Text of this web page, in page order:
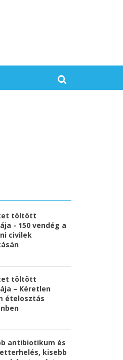
töltött
- 150 vendég a
civilek
töltött
– Kéretlen
ételosztás
antibiotikum és
kisebb